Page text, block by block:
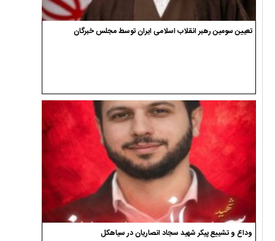
تعیین سومین رهبر انقلاب اسلامی ایران توسط مجلس خبرگان
وداع و تشییع پیکر شهید سجاد انصاریان در سیاهکل